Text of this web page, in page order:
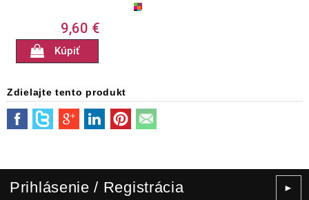
9,60 €
Kúpiť
Zdielajte tento produkt
Prihlásenie / Registrácia ►